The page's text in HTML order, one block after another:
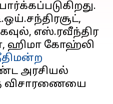
எஸ்.ரவீந்திர
ஹிமா கோஹ்லி
அரசியல்
விசாரணையை